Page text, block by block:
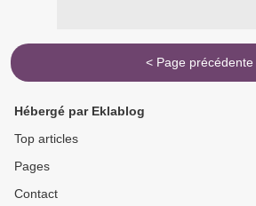
< Page précédente
Hébergé par Eklablog
Top articles
Pages
Contact